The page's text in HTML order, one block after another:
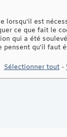
lorsqu'il est
ce que fait le
qui a été
pensent qu'il faut
Sélectionner tout -